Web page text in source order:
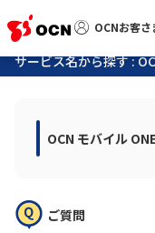
OCNお客さ
OCNお客さまサ
サポートトッ
サービス名から探す :
OCN モバイル
ご質問